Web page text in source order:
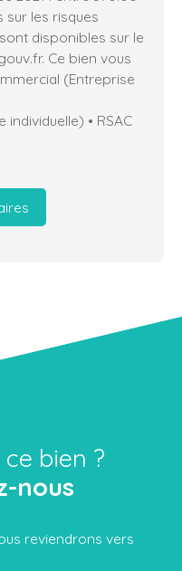
les risques
disponibles sur le
Ce bien vous
(Entreprise
• RSAC
bien ?
nous
reviendrons vers